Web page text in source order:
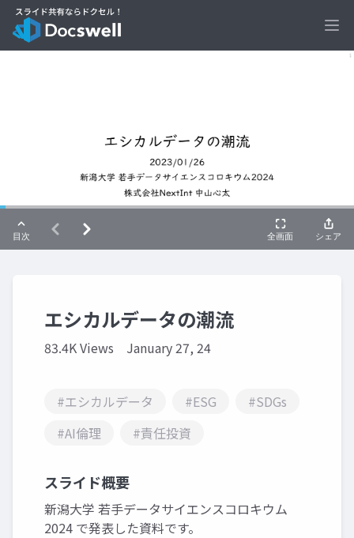
エシカルデータの潮流
83.4K Views January 27, 24
#エシカルデータ #ESG
#SDGs
#AI倫理
#責任投資
スライド概要
新潟大学 若手データサイエンスコロキウム
2024 で発表した資料です。